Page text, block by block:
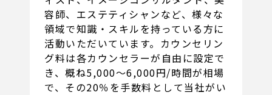
容師、エステティシャンなど、様々な
領域で知識・スキルを持っている方に
活動いただいています。カウンセリン
グ料は各カウンセラーが自由に設定で
き、概ね5,000～6,000円/時間が相場
で、その20％を手数料として当社がい